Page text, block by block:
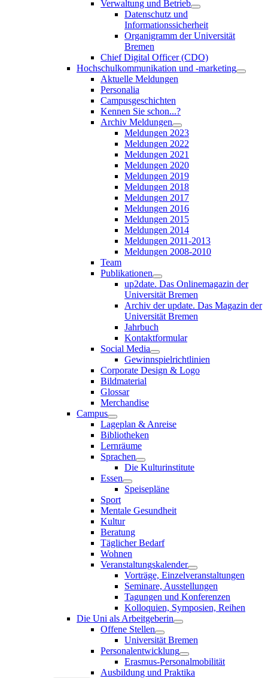
Verwaltung und Betrieb
Datenschutz und
Informationssicherheit
Organigramm der Universität
Bremen
Chief Digital Officer (CDO)
Hochschulkommunikation und -marketing
Aktuelle Meldungen
Personalia
Campusgeschichten
Kennen Sie schon...?
Archiv Meldungen
Meldungen 2023
Meldungen 2022
Meldungen 2021
Meldungen 2020
Meldungen 2019
Meldungen 2018
Meldungen 2017
Meldungen 2016
Meldungen 2015
Meldungen 2014
Meldungen 2011-2013
Meldungen 2008-2010
Team
Publikationen
up2date. Das Onlinemagazin der
Universität Bremen
Archiv der update. Das Magazin der
Universität Bremen
Jahrbuch
Kontaktformular
Social Media
Gewinnspielrichtlinien
Corporate Design & Logo
Bildmaterial
Glossar
Merchandise
Campus
Lageplan & Anreise
Bibliotheken
Lernräume
Sprachen
Die Kulturinstitute
Essen
Speisepläne
Sport
Mentale Gesundheit
Kultur
Beratung
Täglicher Bedarf
Wohnen
Veranstaltungskalender
Vorträge, Einzelveranstaltungen
Seminare, Ausstellungen
Tagungen und Konferenzen
Kolloquien, Symposien, Reihen
Die Uni als Arbeitgeberin
Offene Stellen
Universität Bremen
Personalentwicklung
Erasmus-Personalmobilität
Ausbildung und Praktika